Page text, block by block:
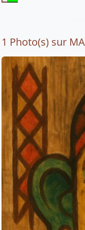
1 Photo(s) sur